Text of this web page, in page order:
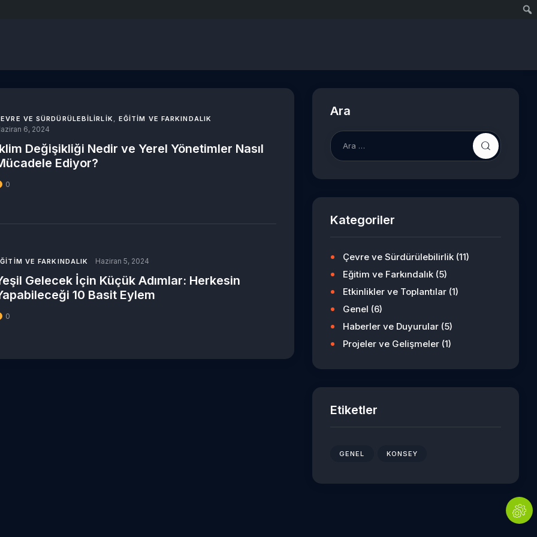
VE SÜRDÜRÜLEBILIRLIK , EĞITIM VE FARKINDALIK
6, 2024
Değişikliği Nedir ve Yerel Yönetimler Nasıl
Ediyor?
0
VE FARKINDALIK Haziran 5, 2024
Gelecek İçin Küçük Adımlar: Herkesin
10 Basit Eylem
0
Ara
Arama:
Kategoriler
Çevre ve Sürdürülebilirlik (11)
Eğitim ve Farkındalık (5)
Etkinlikler ve Toplantılar (1)
Genel (6)
Haberler ve Duyurular (5)
Projeler ve Gelişmeler (1)
Etiketler
GENEL KONSEY